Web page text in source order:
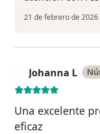
21 de febrero de 2026
Johanna L
Una excelente
eficaz